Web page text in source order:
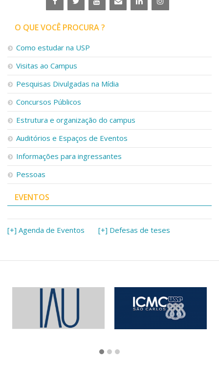
O QUE VOCÊ PROCURA ?
Como estudar na USP
Visitas ao Campus
Pesquisas Divulgadas na Mídia
Concursos Públicos
Estrutura e organização do campus
Auditórios e Espaços de Eventos
Informações para ingressantes
Pessoas
EVENTOS
[+] Agenda de Eventos [+] Defesas de teses